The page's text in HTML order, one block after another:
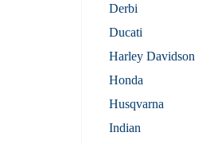
Derbi
Ducati
Harley Davidson
Honda
Husqvarna
Indian